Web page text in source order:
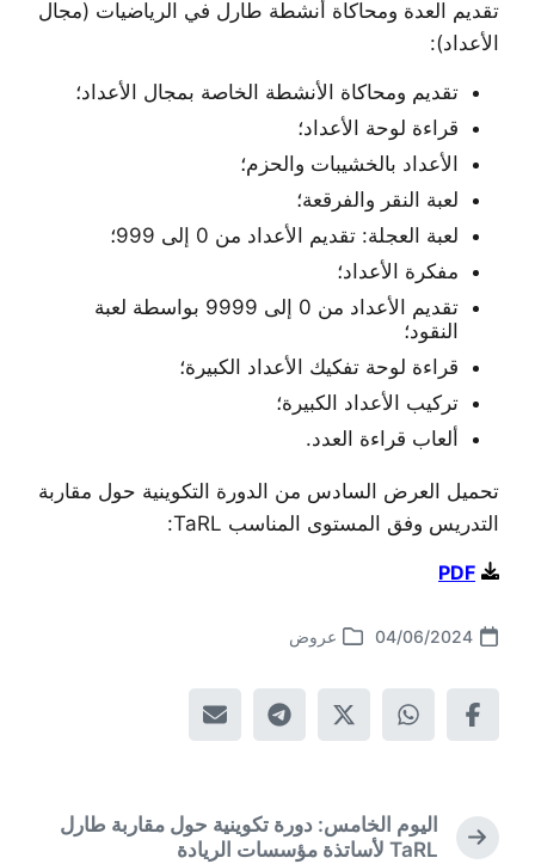
تقديم العدة ومحاكاة أنشطة طارل في الرياضيات (مجال
الأعداد):
تقديم ومحاكاة الأنشطة الخاصة بمجال الأعداد؛
قراءة لوحة الأعداد؛
الأعداد بالخشيبات والحزم؛
لعبة النقر والفرقعة؛
لعبة العجلة: تقديم الأعداد من 0 إلى 999؛
مفكرة الأعداد؛
تقديم الأعداد من 0 إلى 9999 بواسطة لعبة
النقود؛
قراءة لوحة تفكيك الأعداد الكبيرة؛
تركيب الأعداد الكبيرة؛
ألعاب قراءة العدد.
تحميل العرض السادس من الدورة التكوينية حول مقاربة
التدريس وفق المستوى المناسب TaRL:
PDF
تاريخ04/06/2024 نشرعروض
اليوم الخامس: دورة تكوينية حول مقاربة طارل
TaRL لأساتذة مؤسسات الريادة